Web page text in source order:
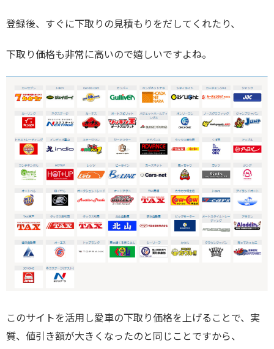
登録後、すぐに下取りの見積もりをだしてくれたり、
下取り価格も非常に高いので嬉しいですよね。
このサイトを活用し愛車の下取り価格を上げることで、実
質、値引き額が大きくなったのと同じことですから、